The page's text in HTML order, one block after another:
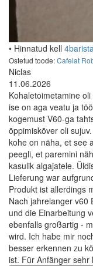
• Hinnatud kell
Ostetud toode:Cafelat
Niclas
11.06.2026
Kohaletoimetamine
ise on aga veatu ja
kogemust V60-ga
õppimiskõver oli
kohe on näha, et see
peegli, et paremini
kasulik algajatele.
Lieferung war
Produkt ist allerdings
Nach jahrelanger v60
und die Einarbeitung
ebenfalls großartig -
wird. Ich habe mir
besser erkennen zu
ist. Für Anfänger sehr